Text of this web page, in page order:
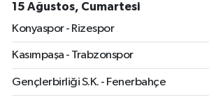
15 Ağustos, Cumartesi
Konyaspor - Rizespor
Kasımpaşa - Trabzonspor
Gençlerbirliği S.K. - Fenerbahçe